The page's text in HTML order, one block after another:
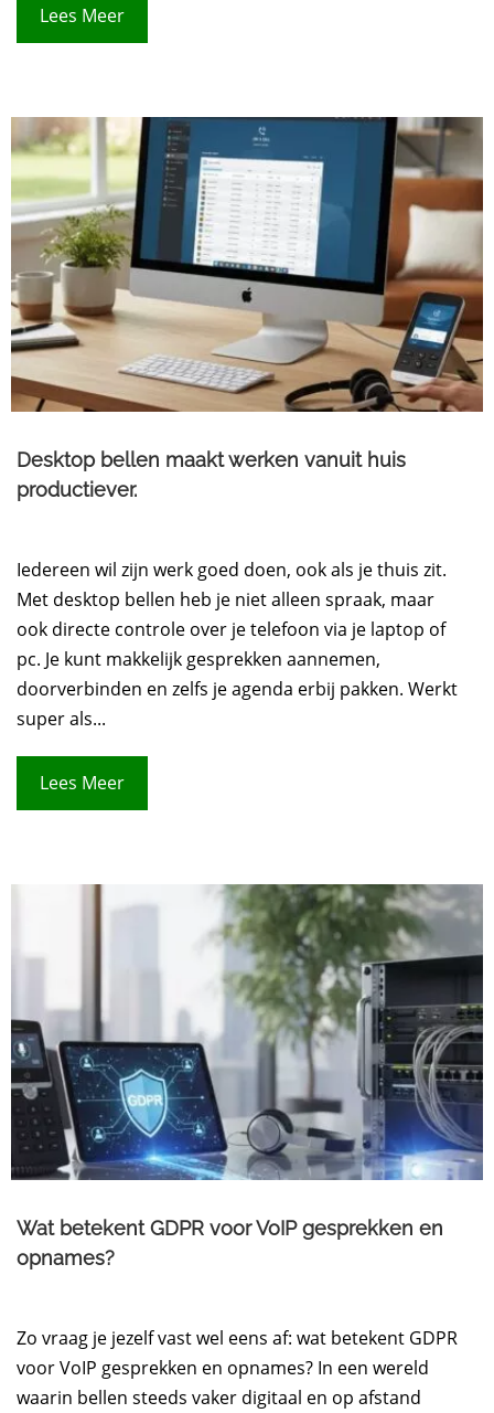
Lees Meer
Desktop bellen maakt werken vanuit huis
productiever.
Iedereen wil zijn werk goed doen, ook als je thuis zit.
Met desktop bellen heb je niet alleen spraak, maar
ook directe controle over je telefoon via je laptop of
pc. Je kunt makkelijk gesprekken aannemen,
doorverbinden en zelfs je agenda erbij pakken. Werkt
super als...
Lees Meer
Wat betekent GDPR voor VoIP gesprekken en
opnames?
Zo vraag je jezelf vast wel eens af: wat betekent GDPR
voor VoIP gesprekken en opnames? In een wereld
waarin bellen steeds vaker digitaal en op afstand